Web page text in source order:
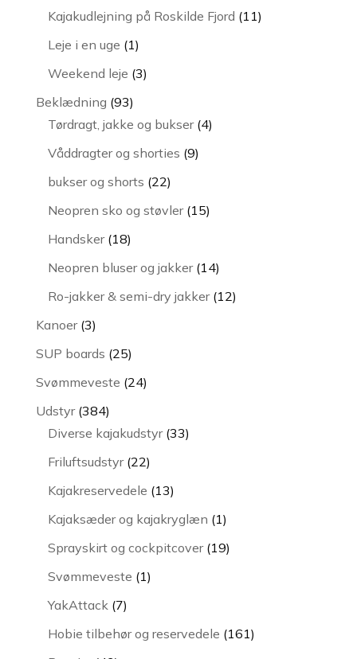
vare
Kajakudlejning på Roskilde Fjord 1111
Leje i en uge 11
vare
Weekend leje 33
Beklædning 9393
varer
Tørdragt, jakke og bukser 44
Våddragter og shorties 99
bukser og shorts 2222
varer
Neopren sko og støvler 1515
Handsker 1818
Neopren bluser og jakker 1414
varer
Ro-jakker & semi-dry jakker 1212
Kanoer 33
varer
SUP boards 2525
varer
Svømmeveste 2424
Udstyr 384384
varer
Diverse kajakudstyr 3333
Friluftsudstyr 2222
varer
Kajakreservedele 1313
varer
Kajaksæder og kajakryglæn 11
vare
Sprayskirt og cockpitcover 1919
Svømmeveste 11
YakAttack 77
Hobie tilbehør og reservedele 161161